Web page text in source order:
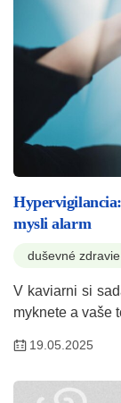
mysli alarm
duševné zdravie
V kaviarni si
myknete a vaše
19.05.2025